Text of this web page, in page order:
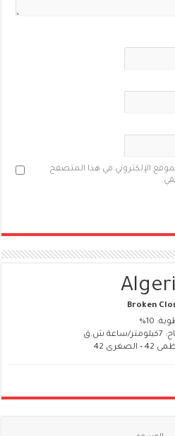
الإلكتروني في هذا المتصفح
Broken
10%
ساعة ش.ق
• الصغرى 42